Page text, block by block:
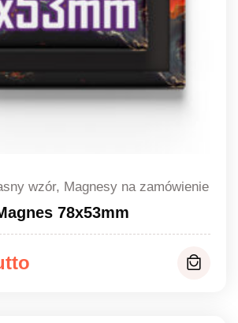
wzór, Magnesy na zamówienie
78x53mm